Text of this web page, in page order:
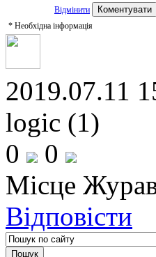
Відмінити
* Необхідна інформація
2019.07.11
logic (1)
0
0
Місце
Відповісти